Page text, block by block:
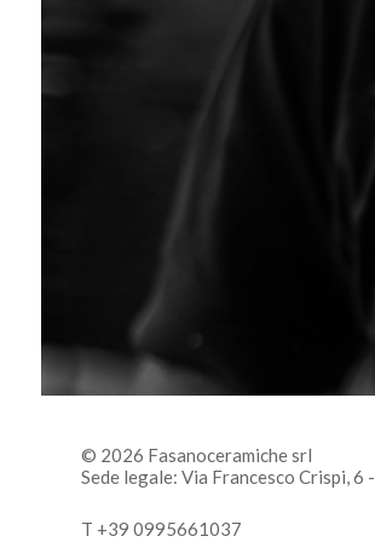
© 2026 Fasanoceramiche srl
Sede legale: Via Francesco Crispi,
T +39 0995661037